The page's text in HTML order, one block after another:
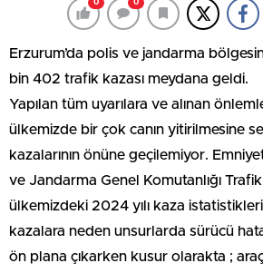
0 0
Erzurum’da polis ve jandarma
bin 402 trafik kazası meydana geldi.
Yapılan tüm uyarılara ve alınan
ülkemizde bir çok canın yitirilmesine
kazalarının önüne geçilemiyor.
ve Jandarma Genel Komutanlığı Trafik
ülkemizdeki 2024 yılı kaza
kazalara neden unsurlarda sürücü
ön plana çıkarken kusur olarakta ; araç